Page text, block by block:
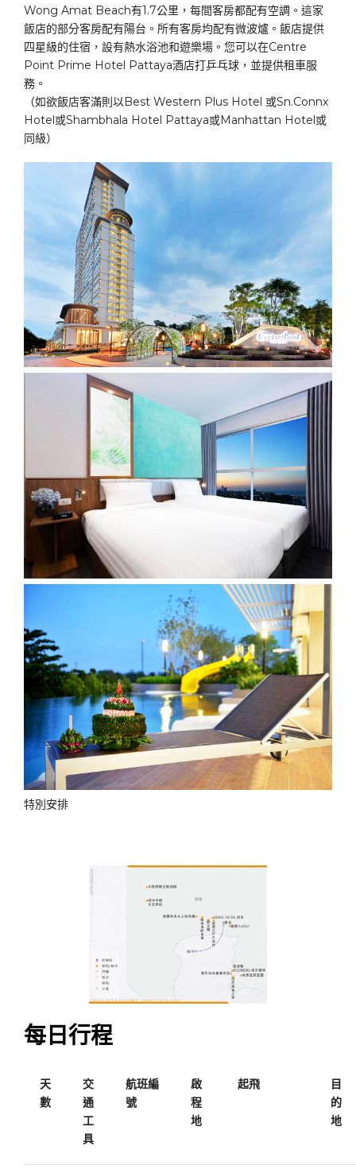
Wong Amat Beach有1.7公里，每間客房都配有空調。這家
飯店的部分客房配有陽台。所有客房均配有微波爐。飯店提供
四星級的住宿，設有熱水浴池和遊樂場。您可以在Centre
Point Prime Hotel Pattaya酒店打乒乓球，並提供租車服
務。
（如欲飯店客滿則以Best Western Plus Hotel 或Sn.Connx
Hotel或Shambhala Hotel Pattaya或Manhattan Hotel或
同級）
特別安排
每日行程
天
數
交
通
工
具
航班編
號
啟
程
地
起飛
目
的
地